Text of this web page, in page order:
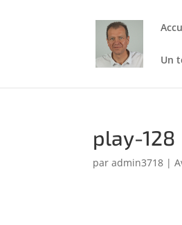
Un
play-128
paradmin3718 |